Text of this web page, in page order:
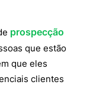
prospecção
que estão
que eles
clientes